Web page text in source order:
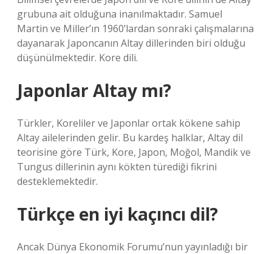
grubuna ait olduğuna inanılmaktadır. Samuel
Martin ve Miller’ın 1960’lardan sonraki çalışmalarına
dayanarak Japoncanın Altay dillerinden biri olduğu
düşünülmektedir. Kore dili.
Japonlar Altay mı?
Türkler, Koreliler ve Japonlar ortak kökene sahip
Altay ailelerinden gelir. Bu kardeş halklar, Altay dil
teorisine göre Türk, Kore, Japon, Moğol, Mandik ve
Tungus dillerinin aynı kökten türediği fikrini
desteklemektedir.
Türkçe en iyi kaçıncı dil?
Ancak Dünya Ekonomik Forumu’nun yayınladığı bir